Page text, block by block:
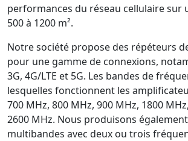
performances du réseau cellulaire sur
500 à 1200 m².
Notre société propose des répéteurs
pour une gamme de connexions,
3G, 4G/LTE et 5G. Les bandes de
lesquelles fonctionnent les
700 MHz, 800 MHz, 900 MHz, 1800
2600 MHz. Nous produisons
multibandes avec deux ou trois